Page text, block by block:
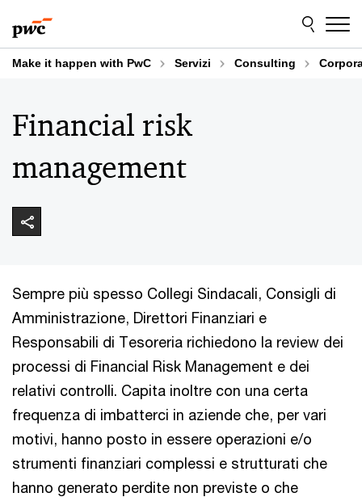
to
content
to
footer
Make it happen with PwC Servizi Consulting
Financial risk
management
Sempre più spesso Collegi Sindacali, Consigli di
Amministrazione, Direttori Finanziari e
Responsabili di Tesoreria richiedono la review dei
processi di Financial Risk Management e dei
relativi controlli. Capita inoltre con una certa
frequenza di imbatterci in aziende che, per vari
motivi, hanno posto in essere operazioni e/o
strumenti finanziari complessi e strutturati che
hanno generato perdite non previste o che